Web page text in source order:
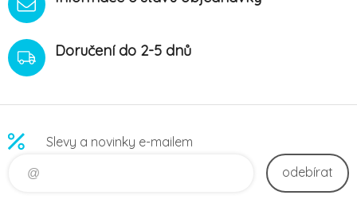
Doručení do 2-5 dnů
Slevy a novinky e-mailem
odebírat